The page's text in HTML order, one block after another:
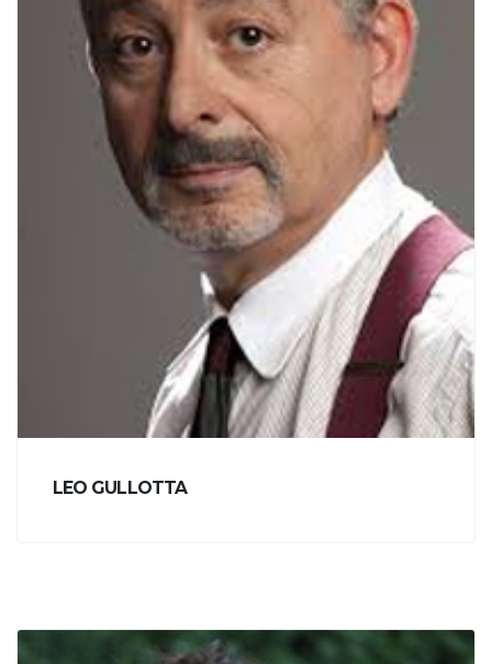
LEO GULLOTTA